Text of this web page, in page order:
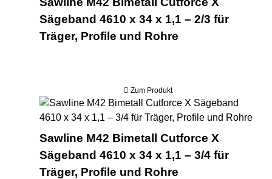
Sägeband 4610 x 34 x 1,1 – 2/3 für
Träger, Profile und Rohre
Zum Produkt
Sawline M42 Bimetall Cutforce X
Sägeband 4610 x 34 x 1,1 – 3/4 für
Träger, Profile und Rohre